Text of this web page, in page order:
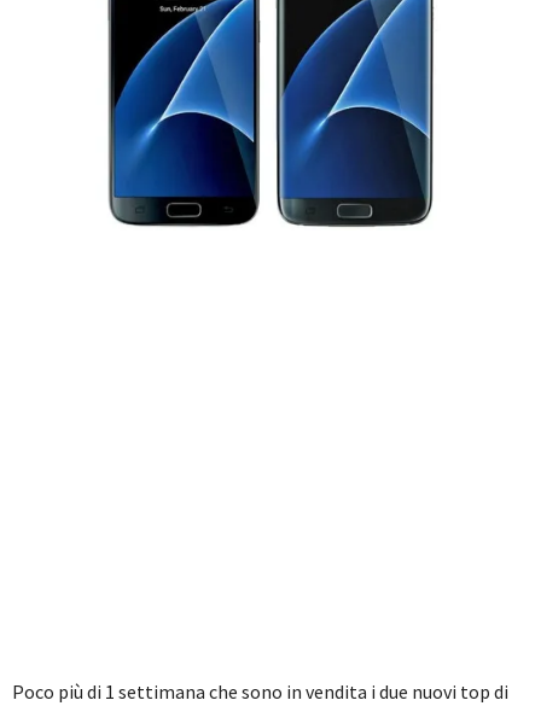
Poco più di 1 settimana che sono in vendita i due nuovi top di